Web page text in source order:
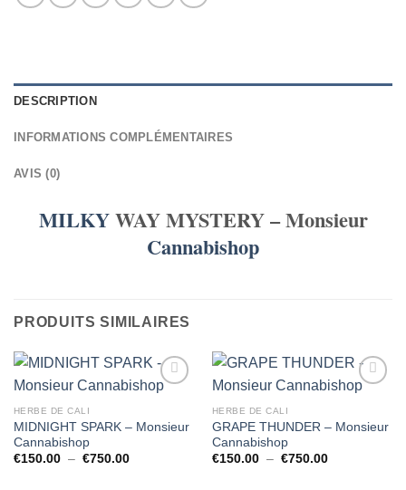
DESCRIPTION
INFORMATIONS COMPLÉMENTAIRES
AVIS (0)
MILKYWAY MYSTERY – Monsieur
Cannabishop
PRODUITS SIMILAIRES
HERBE DE CALI
MIDNIGHT SPARK – Monsieur
Cannabishop
€150.00 – €750.00Plage
HERBE DE CALI
GRAPE THUNDER – Monsieur
Cannabishop
€150.00 – €750.00Plage